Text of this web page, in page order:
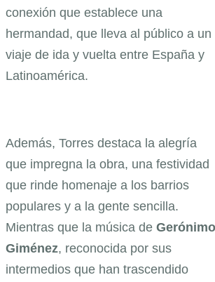
conexión que establece una
hermandad, que lleva al público a un
viaje de ida y vuelta entre España y
Latinoamérica.
Además, Torres destaca la alegría
que impregna la obra, una festividad
que rinde homenaje a los barrios
populares y a la gente sencilla.
Mientras que la música de Gerónimo
Giménez, reconocida por sus
intermedios que han trascendido